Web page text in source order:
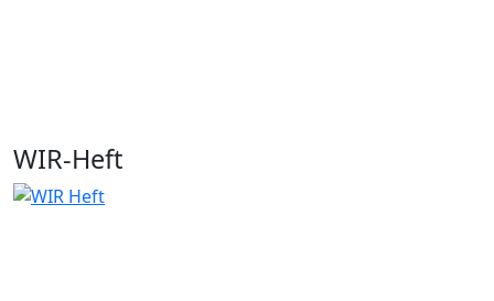
WIR-Heft